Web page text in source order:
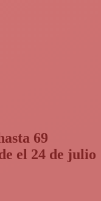
69
el 24 de julio